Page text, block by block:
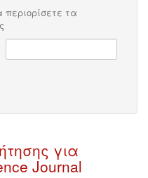
τα
για
Journal